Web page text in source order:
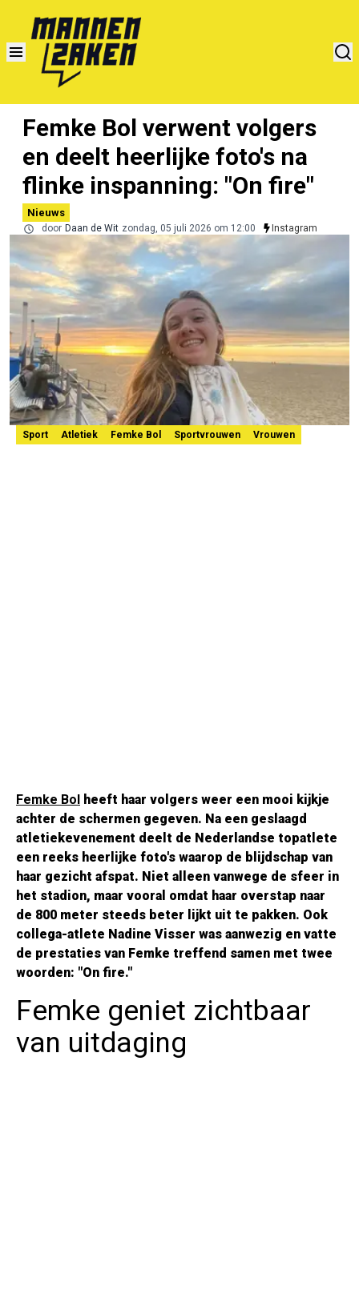
Femke Bol verwent volgers
en deelt heerlijke foto's na
flinke inspanning: "On fire"
Nieuws
door Daan de Wit zondag, 05 juli 2026 om 12:00 Instagram
Sport Atletiek Femke Bol Sportvrouwen Vrouwen
Femke Bol heeft haar volgers weer een mooi kijkje
achter de schermen gegeven. Na een geslaagd
atletiekevenement deelt de Nederlandse topatlete
een reeks heerlijke foto's waarop de blijdschap van
haar gezicht afspat. Niet alleen vanwege de sfeer in
het stadion, maar vooral omdat haar overstap naar
de 800 meter steeds beter lijkt uit te pakken. Ook
collega-atlete Nadine Visser was aanwezig en vatte
de prestaties van Femke treffend samen met twee
woorden: "On fire."
Femke geniet zichtbaar
van uitdaging